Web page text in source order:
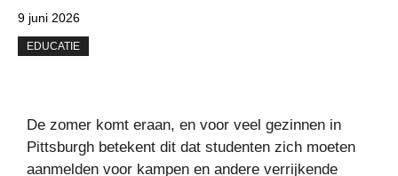
9 juni 2026
EDUCATIE
De zomer komt eraan, en voor veel gezinnen in
Pittsburgh betekent dit dat studenten zich moeten
aanmelden voor kampen en andere verrijkende